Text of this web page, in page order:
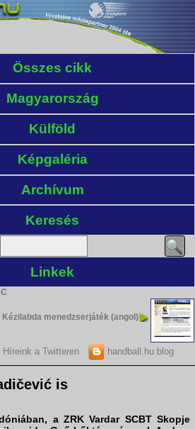
Összes cikk
Magyarország
Külföld
Képgaléria
Archívum
Keresés
Linkek
Kézilabda menedzserjáték (angol)
Híreink a Twitteren handball.hu blog
is
a ZRK Vardar SCBT Skopje